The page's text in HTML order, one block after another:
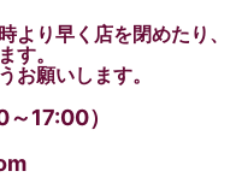
より早く店を閉めたり、
す。
お願いします。
17:00）